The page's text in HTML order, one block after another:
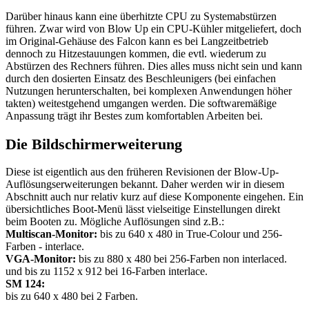
Darüber hinaus kann eine überhitzte CPU zu Systemabstürzen
führen. Zwar wird von Blow Up ein CPU-Kühler mitgeliefert, doch
im Original-Gehäuse des Falcon kann es bei Langzeitbetrieb
dennoch zu Hitzestauungen kommen, die evtl. wiederum zu
Abstürzen des Rechners führen. Dies alles muss nicht sein und kann
durch den dosierten Einsatz des Beschleunigers (bei einfachen
Nutzungen herunterschalten, bei komplexen Anwendungen höher
takten) weitestgehend umgangen werden. Die softwaremäßige
Anpassung trägt ihr Bestes zum komfortablen Arbeiten bei.
Die Bildschirmerweiterung
Diese ist eigentlich aus den früheren Revisionen der Blow-Up-
Auflösungserweiterungen bekannt. Daher werden wir in diesem
Abschnitt auch nur relativ kurz auf diese Komponente eingehen. Ein
übersichtliches Boot-Menü lässt vielseitige Einstellungen direkt
beim Booten zu. Mögliche Auflösungen sind z.B.:
Multiscan-Monitor: bis zu 640 x 480 in True-Colour und 256-
Farben - interlace.
VGA-Monitor: bis zu 880 x 480 bei 256-Farben non interlaced.
und bis zu 1152 x 912 bei 16-Farben interlace.
SM 124:
bis zu 640 x 480 bei 2 Farben.